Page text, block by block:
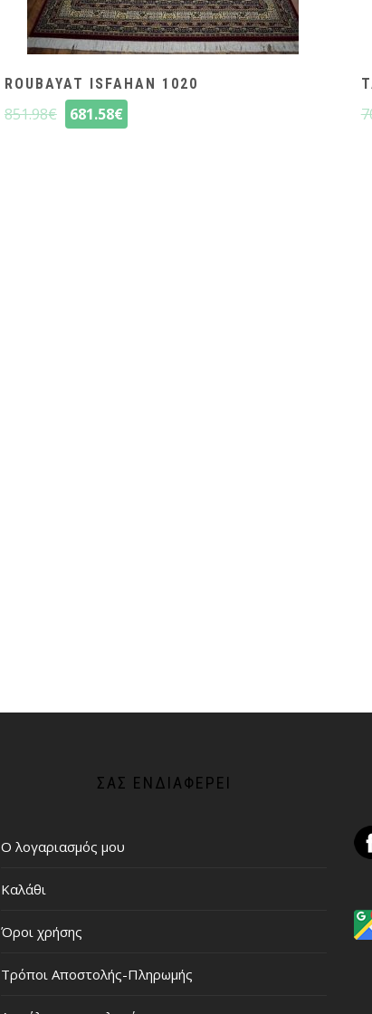
ROUBAYAT ISFAHAN 1020
851.98€ 681.58€
ΣΑΣ ΕΝΔΙΑΦΈΡΕΙ
Ο λογαριασμός μου
Καλάθι
Όροι χρήσης
Τρόποι Αποστολής-Πληρωμής